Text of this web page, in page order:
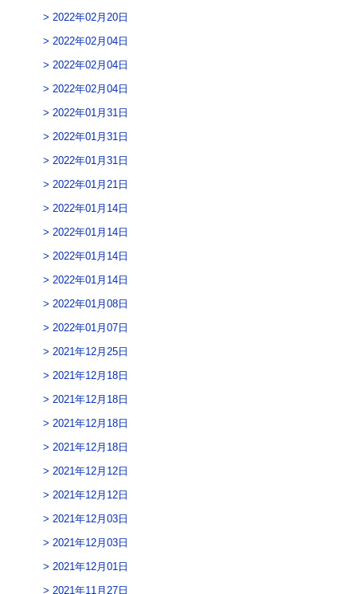
2022年02月20日
2022年02月04日
2022年02月04日
2022年02月04日
2022年01月31日
2022年01月31日
2022年01月31日
2022年01月21日
2022年01月14日
2022年01月14日
2022年01月14日
2022年01月14日
2022年01月08日
2022年01月07日
2021年12月25日
2021年12月18日
2021年12月18日
2021年12月18日
2021年12月18日
2021年12月12日
2021年12月12日
2021年12月03日
2021年12月03日
2021年12月01日
2021年11月27日